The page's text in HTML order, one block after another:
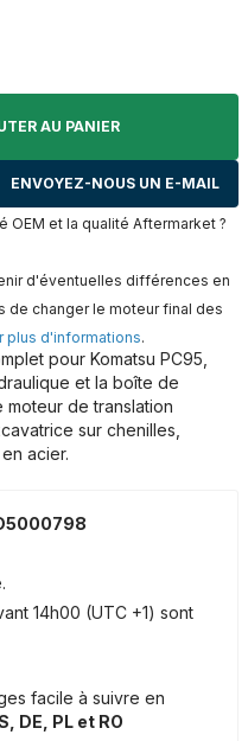
AU PANIER
ENVOYEZ-NOUS UN E-MAIL
et la qualité Aftermarket ?
d'éventuelles différences en
de changer le moteur final des
plus d'informations.
pour Komatsu PC95,
et la boîte de
de translation
sur chenilles,
acier.
14h00 (UTC +1) sont
facile à suivre en
DE, PL et RO